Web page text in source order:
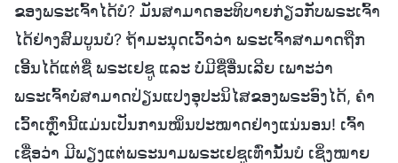
ຂອງພຣະເຈົ້າໄດ້ບໍ? ມັນສາມາດອະທິບາຍກ່ຽວກັບພຣະເຈົ້າ
ໄດ້ຢ່າງສົມບູນບໍ? ຖ້າມະນຸດເວົ້າວ່າ ພຣະເຈົ້າສາມາດຖືກ
ເອີ້ນໄດ້ແຕ່ຊື່ ພຣະເຢຊູ ແລະ ບໍ່ມີຊື່ອື່ນເລີຍ ເພາະວ່າ
ພຣະເຈົ້າບໍ່ສາມາດປ່ຽນແປງອຸປະນິໄສຂອງພຣະອົງໄດ້, ຄຳ
ເວົ້າເຫຼົ່ານີ້ແມ່ນເປັນການໝິ່ນປະໝາດຢ່າງແນ່ນອນ! ເຈົ້າ
ເຊື່ອວ່າ ມີພຽງແຕ່ພຣະນາມພຣະເຢຊູເທົ່ານັ້ນບໍ ເຊິ່ງໝາຍ